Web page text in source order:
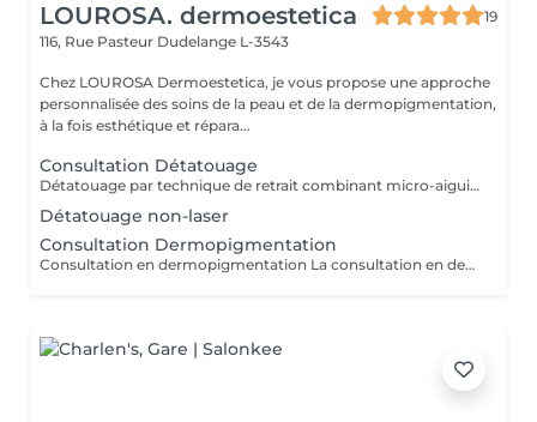
LOUROSA. dermoestetica
19
116, Rue Pasteur Dudelange L-3543
Chez LOUROSA Dermoestetica, je vous propose une approche
personnalisée des soins de la peau et de la dermopigmentation,
à la fois esthétique et répara...
Consultation Détatouage
Détatouage par technique de retrait combinant micro-aiguilletage et solution spécifique, adaptée aux pigments difficiles à traiter au laser . La consultation est requise.
Détatouage non-laser
Consultation Dermopigmentation
Consultation en dermopigmentation La consultation en dermopigmentation est une étape essentielle avant toute prestation de traitement correctif ou reconstructeur. Elle permet de comprendre vos besoins, d'analyser la peau et de définir un protocole entièrement personnalisé en fonction de la zone à traiter, de votre carnation, de votre morphologie et du résultat souhaité. Ce rendez-vous comprend un échange approfondi sur vos attentes, une analyse précise de la zone concernée ainsi que des conseils professionnels sur la technique et l'approche les plus adaptées à votre situation. C'est également un moment privilégié pour répondre à toutes vos questions et s'assurer de l'absence de contre-indications. Le montant de la consultation est déduit du tarif de la prestation si celle-ci est réalisée dans les 2 mois suivant la consultation. Cette étape est indispensable afin de garantir un traitement sécurisé, cohérent et parfaitement adapté à votre peau et à votre objectif esthétique ou réparateur.